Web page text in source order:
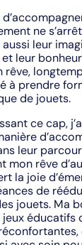
ne
leur
leur bonheur
rêve,
à prendre
de jouets.
ce cap,
leur
mon rêve
la joie
de
jouets. Ma
jeux éducatifs